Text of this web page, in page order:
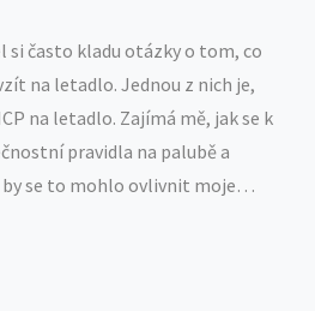
si často kladu otázky o tom, co
na letadlo. Jednou z nich je,
na letadlo. Zajímá mě, jak se k
pravidla na palubě a
se to mohlo ovlivnit moje